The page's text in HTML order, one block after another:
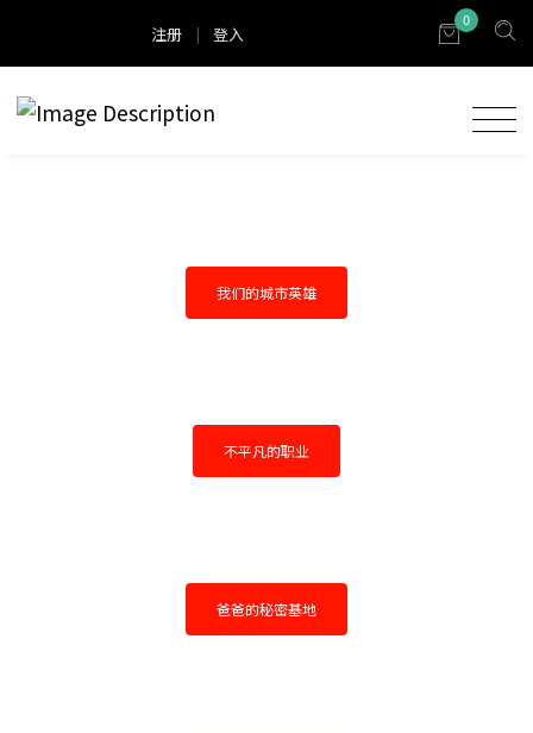
注册 | 登入
0
我们的城市英雄
不平凡的职业
爸爸的秘密基地